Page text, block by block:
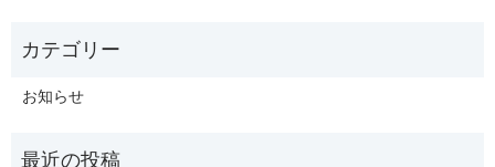
お知らせ